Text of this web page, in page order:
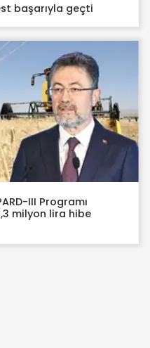
başarıyla geçti
III Programı
milyon lira hibe